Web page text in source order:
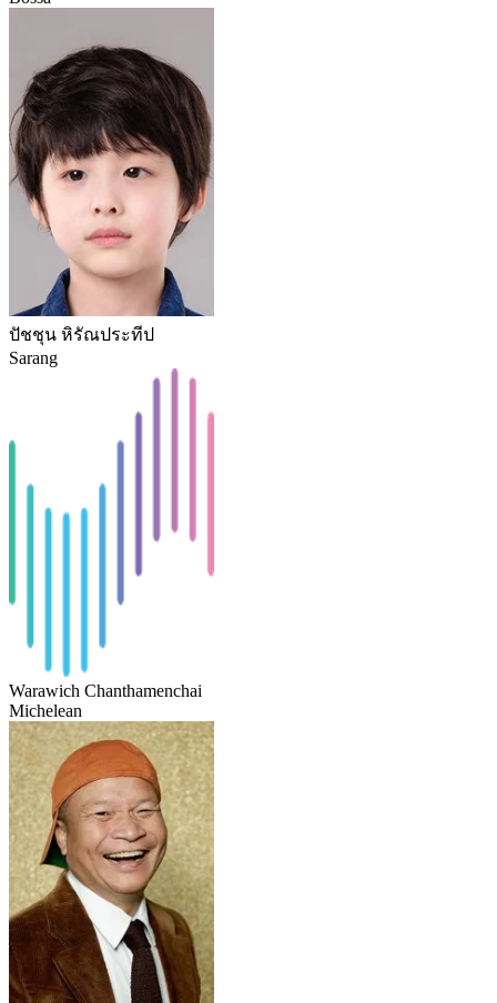
ปัชชุน หิรัณประทีป
Sarang
Warawich Chanthamenchai
Michelean